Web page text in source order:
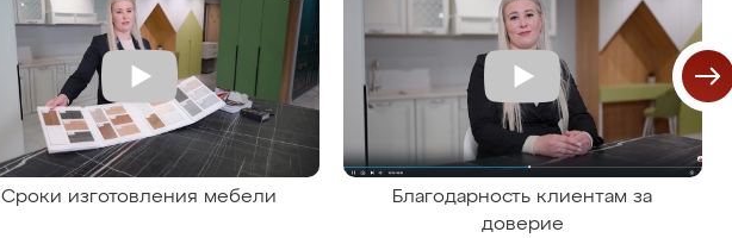
Сроки изготовления мебели
Благодарность клиентам за
доверие